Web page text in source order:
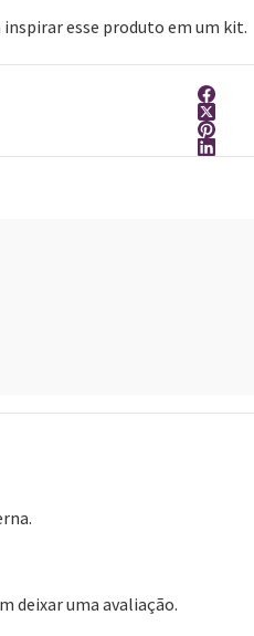
inspirar esse produto em um kit.
deixar uma avaliação.